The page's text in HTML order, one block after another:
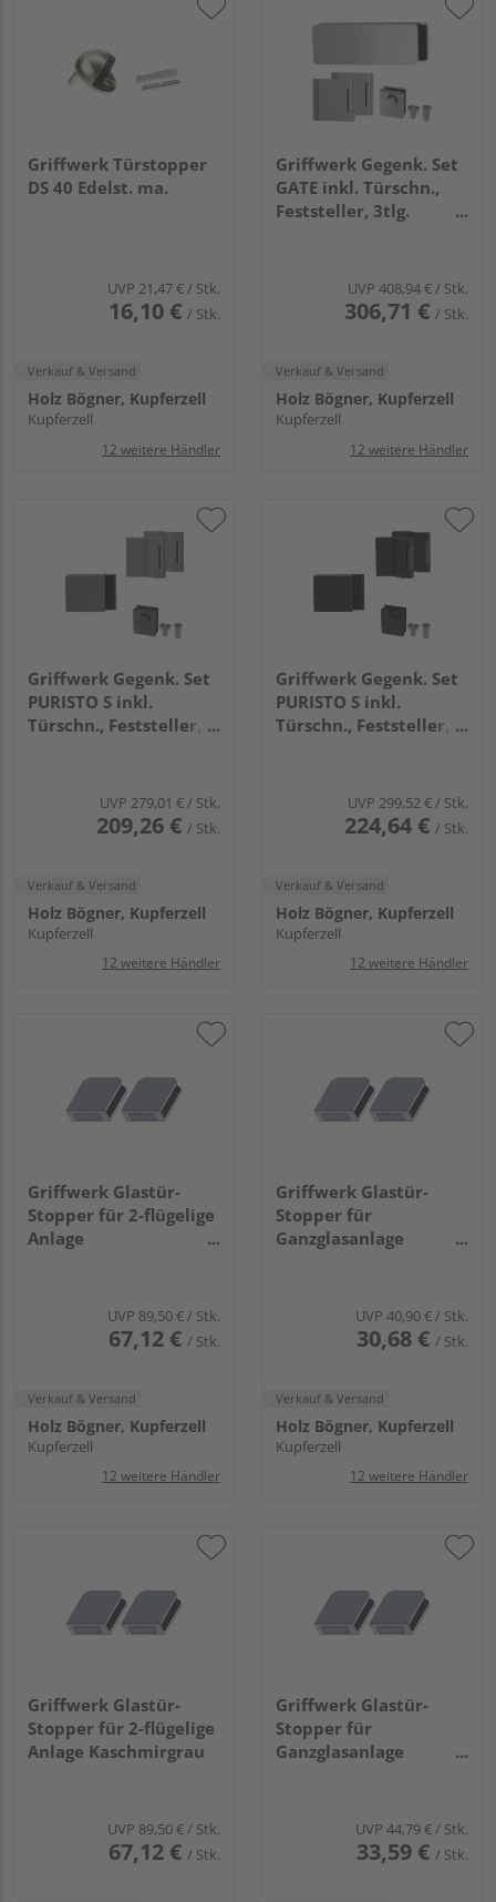
Griffwerk Türstopper
DS 40 Edelst. ma.
UVP 21,47 €/ Stk.
16,10 € / Stk.
Verkauf & Versand
Holz Bögner, Kupferzell
Kupferzell
12 weitere Händler
Griffwerk Gegenk. Set
GATE inkl. Türschn.,
Feststeller, 3tlg.
UVP 408,94 €/ Stk.
306,71 € / Stk.
Verkauf & Versand
Holz Bögner, Kupferzell
Kupferzell
12 weitere Händler
Griffwerk Gegenk. Set
PURISTO S inkl.
Türschn., Feststeller,
UVP 279,01 €/ Stk.
209,26 € / Stk.
Verkauf & Versand
Holz Bögner, Kupferzell
Kupferzell
12 weitere Händler
Griffwerk Gegenk. Set
PURISTO S inkl.
Türschn., Feststeller,
Graphitschwarz
UVP 299,52 €/ Stk.
224,64 € / Stk.
Verkauf & Versand
Holz Bögner, Kupferzell
Kupferzell
12 weitere Händler
Griffwerk Glastür-
Stopper für 2-flügelige
Anlage
UVP 89,50 €/ Stk.
67,12 € / Stk.
Verkauf & Versand
Holz Bögner, Kupferzell
Kupferzell
12 weitere Händler
Griffwerk Glastür-
Stopper für
Ganzglasanlage
UVP 40,90 €/ Stk.
30,68 € / Stk.
Verkauf & Versand
Holz Bögner, Kupferzell
Kupferzell
12 weitere Händler
Griffwerk Glastür-
Stopper für 2-flügelige
Anlage Kaschmirgrau
UVP 89,50 €/ Stk.
67,12 € / Stk.
Griffwerk Glastür-
Stopper für
Ganzglasanlage
UVP 44,79 €/ Stk.
33,59 € / Stk.